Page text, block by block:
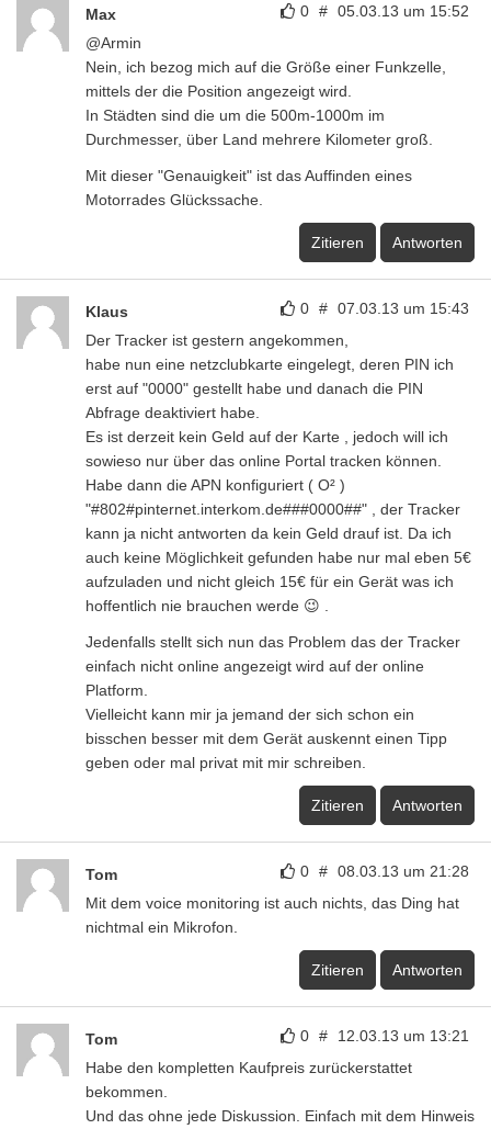
0 # 05.03.13 um 15:52
Max
@Armin
Nein, ich bezog mich auf die Größe einer Funkzelle,
mittels der die Position angezeigt wird.
In Städten sind die um die 500m-1000m im
Durchmesser, über Land mehrere Kilometer groß.
Mit dieser "Genauigkeit" ist das Auffinden eines
Motorrades Glückssache.
Zitieren Antworten
0 # 07.03.13 um 15:43
Klaus
Der Tracker ist gestern angekommen,
habe nun eine netzclubkarte eingelegt, deren PIN ich
erst auf "0000" gestellt habe und danach die PIN
Abfrage deaktiviert habe.
Es ist derzeit kein Geld auf der Karte , jedoch will ich
sowieso nur über das online Portal tracken können.
Habe dann die APN konfiguriert ( O² )
"#802#pinternet.interkom.de###0000##" , der Tracker
kann ja nicht antworten da kein Geld drauf ist. Da ich
auch keine Möglichkeit gefunden habe nur mal eben 5€
aufzuladen und nicht gleich 15€ für ein Gerät was ich
hoffentlich nie brauchen werde 😉 .
Jedenfalls stellt sich nun das Problem das der Tracker
einfach nicht online angezeigt wird auf der online
Platform.
Vielleicht kann mir ja jemand der sich schon ein
bisschen besser mit dem Gerät auskennt einen Tipp
geben oder mal privat mit mir schreiben.
Zitieren Antworten
0 # 08.03.13 um 21:28
Tom
Mit dem voice monitoring ist auch nichts, das Ding hat
nichtmal ein Mikrofon.
Zitieren Antworten
0 # 12.03.13 um 13:21
Tom
Habe den kompletten Kaufpreis zurückerstattet
bekommen.
Und das ohne jede Diskussion. Einfach mit dem Hinweis